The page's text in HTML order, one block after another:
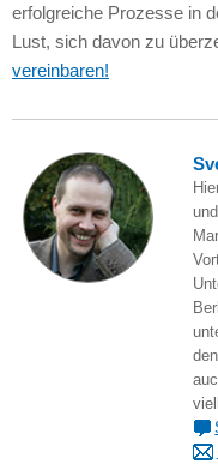
erfolgreiche Prozesse in
Lust, sich davon zu
vereinbaren!